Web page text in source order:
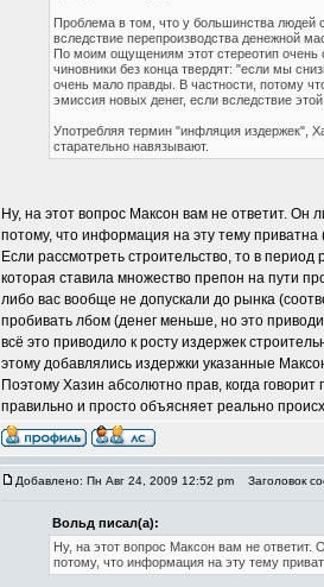
Проблема в том, что у большинства людей
вследствие перепроизводства денежной
По моим ощущениям этот стереотип очень
чиновники без конца твердят: "если мы
очень мало правды. В частности, потому
эмиссия новых денег, если вследствие
Употребляя термин "инфляция издержек",
старательно навязывают.
Ну, на этот вопрос Максон вам не ответит. Он
потому, что информация на эту тему
Если рассмотреть строительство, то в
которая ставила множество препон на пути
либо вас вообще не допускали до рынка
пробивать лбом (денег меньше, но это
всё это приводило к росту издержек
этому добавлялись издержки указанные
Поэтому Хазин абсолютно прав, когда
правильно и просто объясняет реально
Добавлено: Пн Авг 24, 2009 12:52 pm Заголовок
Вольд писал(а):
Ну, на этот вопрос Максон вам не ответит.
потому, что информация на эту тему